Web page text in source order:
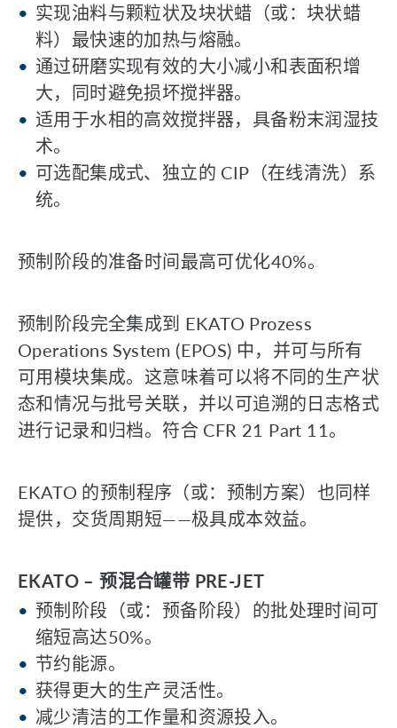
实现油料与颗粒状及块状蜡（或：块状蜡
料）最快速的加热与熔融。
通过研磨实现有效的大小减小和表面积增
大，同时避免损坏搅拌器。
适用于水相的高效搅拌器，具备粉末润湿技
术。
可选配集成式、独立的 CIP（在线清洗）系
统。
预制阶段的准备时间最高可优化40%。
预制阶段完全集成到 EKATO Prozess
Operations System (EPOS) 中，并可与所有
可用模块集成。这意味着可以将不同的生产状
态和情况与批号关联，并以可追溯的日志格式
进行记录和归档。符合 CFR 21 Part 11。
EKATO 的预制程序（或：预制方案）也同样
提供，交货周期短——极具成本效益。
EKATO – 预混合罐带 PRE-JET
预制阶段（或：预备阶段）的批处理时间可
缩短高达50%。
节约能源。
获得更大的生产灵活性。
减少清洁的工作量和资源投入。